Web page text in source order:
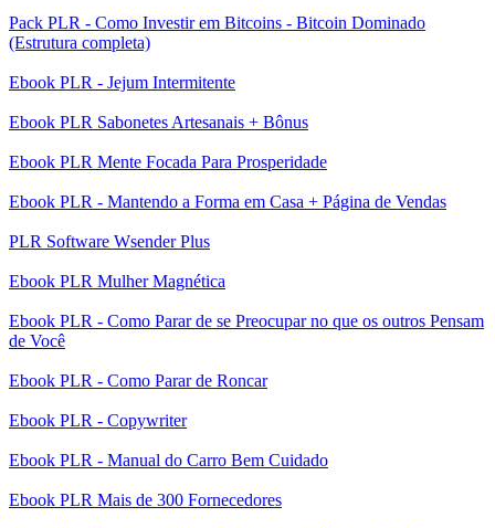
Pack PLR - Como Investir em Bitcoins - Bitcoin Dominado
(Estrutura completa)
Ebook PLR - Jejum Intermitente
Ebook PLR Sabonetes Artesanais + Bônus
Ebook PLR Mente Focada Para Prosperidade
Ebook PLR - Mantendo a Forma em Casa + Página de Vendas
PLR Software Wsender Plus
Ebook PLR Mulher Magnética
Ebook PLR - Como Parar de se Preocupar no que os outros Pensam
de Você
Ebook PLR - Como Parar de Roncar
Ebook PLR - Copywriter
Ebook PLR - Manual do Carro Bem Cuidado
Ebook PLR Mais de 300 Fornecedores